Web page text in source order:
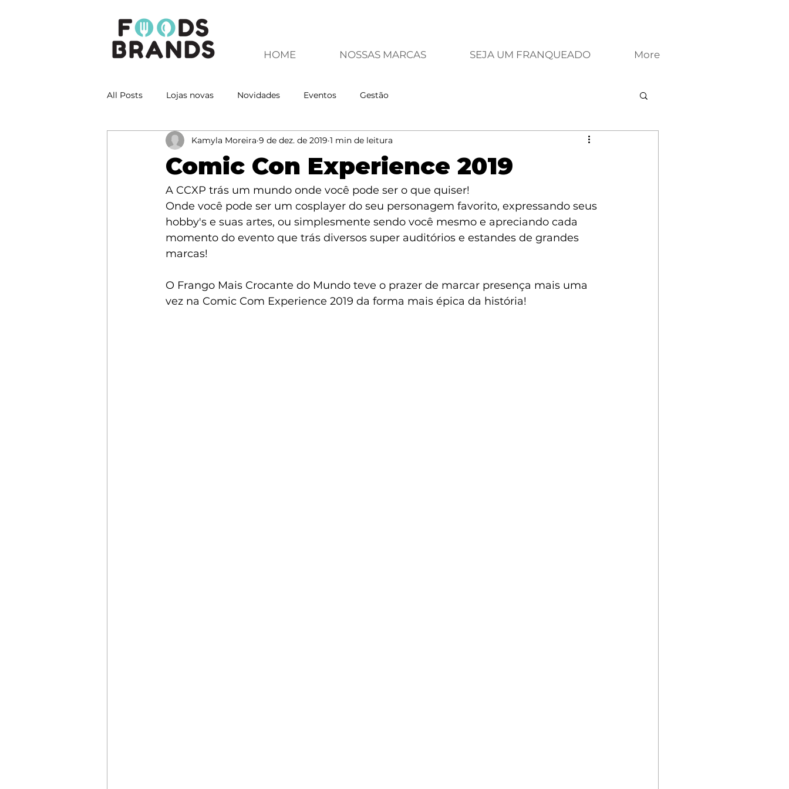
HOME NOSSAS MARCAS SEJA UM FRANQUEADO More
All Posts Lojas novas Novidades Eventos Gestão
Comic Con Experience 2019
Kamyla Moreira 9 de dez. de 2019 1 min de leitura
A CCXP trás um mundo onde você pode ser o que quiser!
Onde você pode ser um cosplayer do seu personagem favorito, expressando seus
hobby's e suas artes, ou simplesmente sendo você mesmo e apreciando cada
momento do evento que trás diversos super auditórios e estandes de grandes
marcas!
O Frango Mais Crocante do Mundo teve o prazer de marcar presença mais uma
vez na Comic Com Experience 2019 da forma mais épica da história!